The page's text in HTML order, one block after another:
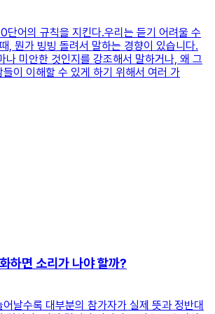
단어의 규칙을 지킨다.우리는 듣기 어려울 수
, 뭔가 빙빙 돌려서 말하는 경향이 있습니다.
나 미안한 것인지를 강조해서 말하거나, 왜 그
이 이해할 수 있게 하기 위해서 여러 가
하면 소리가 나야 할까?
날수록 대부분의 참가자가 실제 뜻과 정반대